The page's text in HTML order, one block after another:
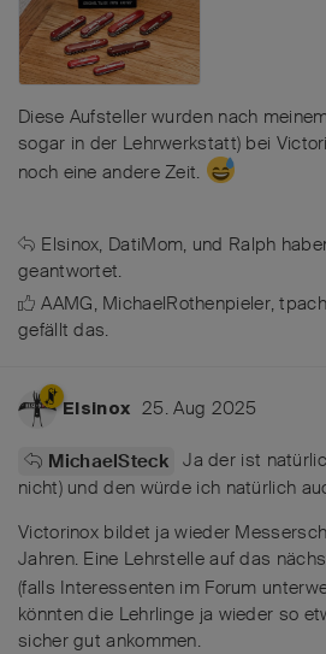
Diese Aufsteller wurden nach
sogar in der Lehrwerkstatt) bei
noch eine andere Zeit.
Elsinox, DatiMom, und Ralph
geantwortet.
AAMG, MichaelRothenpieler,
gefällt das.
Elsinox 25. Aug 2025
MichaelSteck
Ja der ist
nicht) und den würde ich natürlich
Victorinox bildet ja wieder
Jahren. Eine Lehrstelle auf das
(falls Interessenten im Forum
könnten die Lehrlinge ja wieder so
sicher gut ankommen.